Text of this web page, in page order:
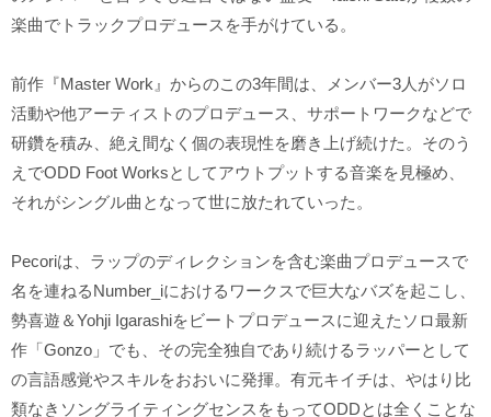
楽曲でトラックプロデュースを手がけている。
前作『Master Work』からのこの3年間は、メンバー3人がソロ
活動や他アーティストのプロデュース、サポートワークなどで
研鑽を積み、絶え間なく個の表現性を磨き上げ続けた。そのう
えでODD Foot Worksとしてアウトプットする音楽を見極め、
それがシングル曲となって世に放たれていった。
Pecoriは、ラップのディレクションを含む楽曲プロデュースで
名を連ねるNumber_iにおけるワークスで巨大なバズを起こし、
勢喜遊＆Yohji Igarashiをビートプロデュースに迎えたソロ最新
作「Gonzo」でも、その完全独自であり続けるラッパーとして
の言語感覚やスキルをおおいに発揮。有元キイチは、やはり比
類なきソングライティングセンスをもってODDとは全くことな